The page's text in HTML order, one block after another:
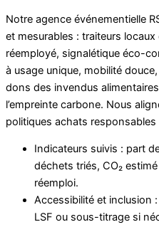
Notre agence événementielle
et mesurables : traiteurs
réemployé, signalétique éco-
à usage unique, mobilité
dons des invendus
l’empreinte carbone. Nous
politiques achats
Indicateurs suivis : part
déchets triés, CO₂
réemploi.
Accessibilité et inclusion
LSF ou sous-titrage si